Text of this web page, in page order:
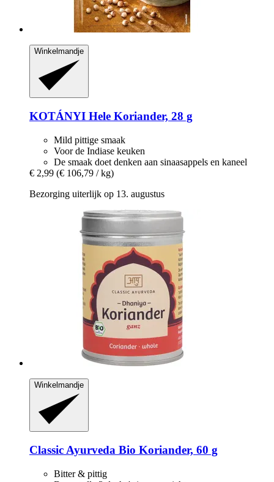
Winkelmandje
KOTÁNYI Hele Koriander, 28 g
Mild pittige smaak
Voor de Indiase keuken
De smaak doet denken aan sinaasappels en kaneel
€ 2,99 (€ 106,79 / kg)
Bezorging uiterlijk op 13. augustus
Winkelmandje
Classic Ayurveda Bio Koriander, 60 g
Bitter & pittig